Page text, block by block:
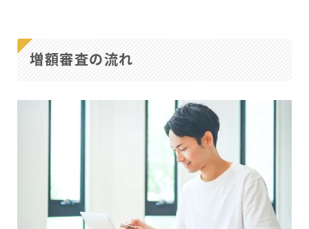
増額審査の流れ